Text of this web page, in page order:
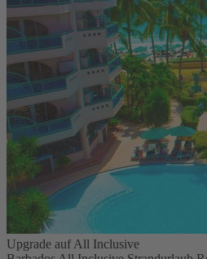
Upgrade auf All Inclusive